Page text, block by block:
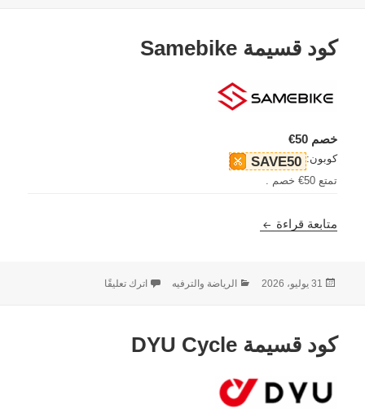
كود قسيمة Samebike
خصم 50€
كوبون: SAVE50
تمتع 50€ خصم .
متابعة قراءة كود قسيمة Samebike
نُشرت
31 يوليو، 2026 التصنيفات
الرياضة والترفيه اترك تعليقًا
كود قسيمة DYU Cycle